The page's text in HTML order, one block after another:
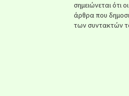
σημειώνεται ότι
άρθρα που
των συντακτών